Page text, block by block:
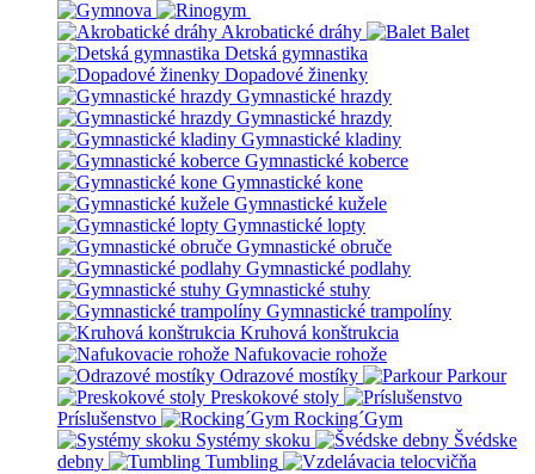
Akrobatické dráhy
Balet
Detská gymnastika
Dopadové žinenky
Gymnastické hrazdy
Gymnastické hrazdy
Gymnastické kladiny
Gymnastické koberce
Gymnastické kone
Gymnastické kužele
Gymnastické lopty
Gymnastické obruče
Gymnastické podlahy
Gymnastické stuhy
Gymnastické trampolíny
Kruhová konštrukcia
Nafukovacie rohože
Odrazové mostíky
Parkour
Preskokové stoly
Príslušenstvo
Rocking´Gym
Systémy skoku
Švédske
debny
Tumbling